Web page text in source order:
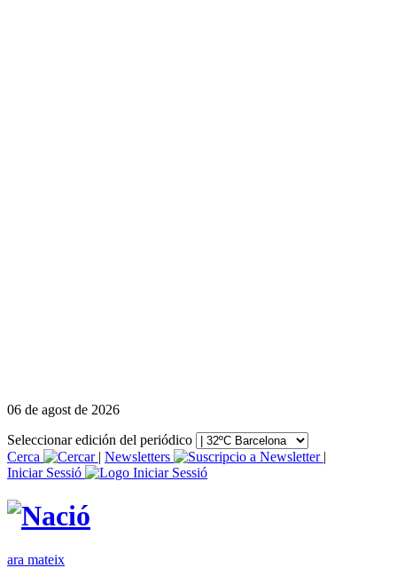
06 de agost de 2026
Seleccionar edición del periódico
Cerca
| Newsletters
|
Iniciar Sessió
ara mateix